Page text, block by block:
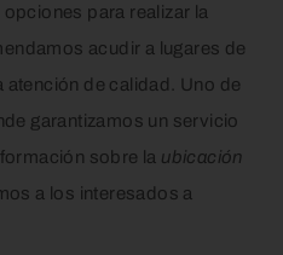
opciones para realizar la
acudir a lugares de
atención de calidad. Uno de
garantizamos un servicio
sobre la ubicación
a los interesados a